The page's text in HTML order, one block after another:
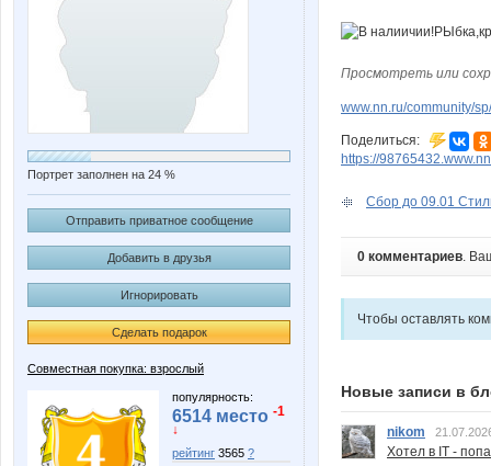
Портрет заполнен на 24 %
Отправить приватное сообщение
Добавить в друзья
Игнорировать
Сделать подарок
Совместная покупка: взрослый
популярность:
6514 место -1
↓
рейтинг 3565 ?
Просмотреть или
www.nn.ru/community/
Поделиться:
https://
Сбор до 09.01
0 комментариев.
Чтобы оставлять
Новые записи в
nikom
Хотел в IT -